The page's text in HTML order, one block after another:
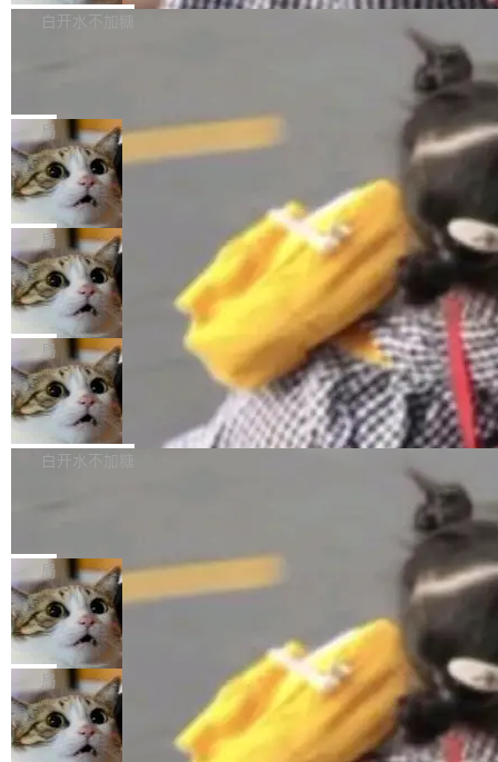
P9 patch03及以上版本。 *升级路径：设置 > 搜
很多中国音视频开发者而言，这个名字并不陌
“启蒙老师”。 而今年，恰好是雷霄骅离世十周
年。FFmpeg 社区最终选择用一个大版本的名
字，留下了这份纪念。 雷霄骅曾是中国传媒大学
数字电视技术方向的博士生，长期从事视频、音
频技...
导致公司在多个项目上超支。《金融时报》报道
编写程序，目标是完成电商平台作者信息与商品
列表的数据匹配 —— 一项常规的数据处理任
务，最终却产生了 180 万美元的账单，实际支出
超出原定预算 860%。 更令人意外的是，该项目
最终并未成功落地，而高额算力消耗持续运行长
达 5 个月，公司直到财务对账时才察觉异常。这
意味着一个无人看管的 AI 程序，在近半年时间
里日夜不停地"烧钱"。 复盘显示，...
白开水不加糖
e CEO Clément Delangue 在 CNBC 的采访里
没有拐弯抹角。他说中国正在赢得 AI 竞赛，而
且按目前的速度，中国 AI 工具预计在今年底或
2027 年就能追上美国前沿实验室的水平。 Dela
ngue 把原因归结为一件事：开放协作。中国的
AI 开发者在一个共享和协作的生态里加速迭代，
而美国模型厂商在"闭门造车"。他的原话是 "buil
ding in silos"——各自为战，互不通气。 这个判
断从他嘴里说出来分量不同。Hugging Face 是
全球最大的开源 AI 平台，上面跑着上百万个模
型。谁在开源赛道上领先，...
局
当 AI agent 把源码变成了最好的扩展系
统，开发者工具必须开源
五年前，David Crawshaw 问过很多软件工程师
一个问题：你写过什么给自己用的程序？答案几
乎都是没有。工程师们整天用别人写的程序写程
序给别人用。偶尔有人自己写个博客系统、智能
家居控制、家庭实验室，都算稀奇事。 Crawsh
aw 是 Shelley 的作者，一个开源 AI coding age
nt。他最近在博客上写了一篇文章，核心论点很
简单：开发者工具必须开源。 理由不是传统的自
由软件情怀，而是一个跟 AI agent 直接相关的
技术判断。 两行 prompt 就能个性化任何软件 C
局
DeepSeek Harness 宣布内测邀请，全
网最大规模开源 Agent 路演现场诞生
一条内测招募帖，发出去的时候大概没人想到它
会变成一场开源 Agent 生态的路演。 8月1日，
DeepSeek Harness 团队负责人崔添翼（tiany
i）在 X 上发帖： 「如果你是 Agent Harness 相
关开源项目的开发者，希望参加 DeepSeek Har
ness 的内测，可以回复或私信联系我。请附上
Harness 负责把能力落到真实环境中——调用工
具、读写文件、管理上下文、处理错误、完成闭
环。崔添翼招人的标...
局
商汤 SenseNova U1.5-Lite-Preview
开源
商汤科技宣布面向社区开源轻量级统一多模态模
型的预览版本 SenseNova U1.5-Lite-Preview。
理解、推理、生成与编辑，还仅以 8B-MoT 的轻
量大小，将能力推进到4K、更精细的真实质感、
更复杂的视觉控制和可持续迭代编辑。 相比 U
1，U1.5-Lite-Preview 在以下方向上带来了显著
提升： 原生支持4K图像生成； 更精细的局部纹
理、细节与真实世界质感； 更准确的中英文文字
生成与复杂版式组织； 更稳定的图...
白开水不加糖
nap。这次是 hwctl——一个用来检查 Ubuntu
硬件认证状态的命令行工具。 Canonical 工程师
Alan Griffiths 在邮件列表中说得很直白：「hwc
tl 是一个 Ubuntu 专有的包，它和它的依赖项都
是 Ubuntu 专有的，不会用在其他发行版上。」
所以 deb 版本的受众实际上为零。既然只有 Ub
untu 用户在用，那用 snap 打包就没什么可纠结
的。 从 deb 到 snap 的迁移路径 hwctl 是 rust-
局
Dario Amodei 担心新人来 Anthropic
只为金钱，不为使命
顶级 AI 研究员在两家公司之间来回跳，中间只
隔了几天。 Lilian Weng 上周刚宣布因健康原因
离开 Thinking Machines Lab，说自己作为联合
创始人的角色「太累了」。几天后，The Inform
ation 就曝出她将重回 OpenAI，负责递归自我
局
FFmpeg 9.0 发布